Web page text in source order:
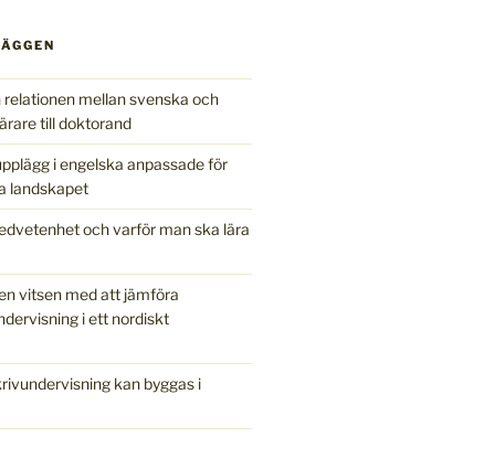
mellan svenska och
till doktorand
i engelska anpassade för
landskapet
och varför man ska lära
vitsen med att jämföra
i ett nordiskt
kan byggas i